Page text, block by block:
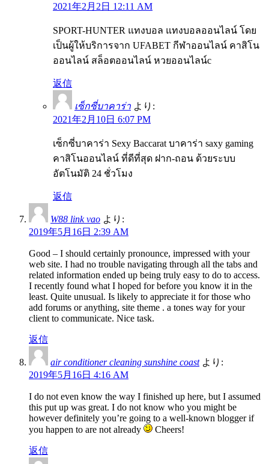
2021年2月2日 12:11 AM
SPORT-HUNTER แทงบอล แทงบอลออนไลน์ โดย
เป็นผู้ให้บริการจาก UFABET กีฬาออนไลน์ คาสิโน
ออนไลน์ สล็อตออนไลน์ หวยออนไลน์c
返信
เซ็กซี่บาคาร่า より:
2021年2月10日 6:07 PM
เซ็กซี่บาคาร่า Sexy Baccarat บาคาร่า saxy gaming
คาสิโนออนไลน์ ที่ดีที่สุด ฝาก-ถอน ด้วยระบบ
อัตโนมัติ 24 ชั่วโมง
返信
W88 link vao より:
2019年5月16日 2:39 AM
Good – I should certainly pronounce, impressed with your
web site. I had no trouble navigating through all the tabs and
related information ended up being truly easy to do to access.
I recently found what I hoped for before you know it in the
least. Quite unusual. Is likely to appreciate it for those who
add forums or anything, site theme . a tones way for your
client to communicate. Nice task.
返信
air conditioner cleaning sunshine coast より:
2019年5月16日 4:16 AM
I do not even know the way I finished up here, but I assumed
this put up was great. I do not know who you might be
however definitely you’re going to a well-known blogger if
you happen to are not already
Cheers!
返信